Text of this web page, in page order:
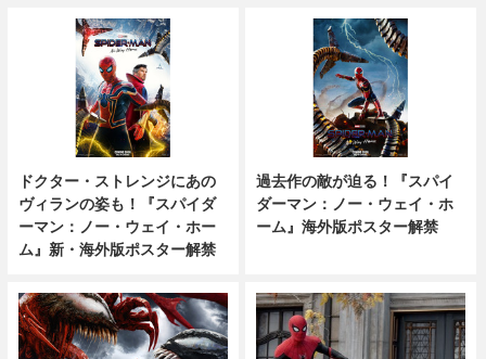
ドクター・ストレンジにあの
ヴィランの姿も！『スパイダ
ーマン：ノー・ウェイ・ホー
ム』新・海外版ポスター解禁
過去作の敵が迫る！『スパイ
ダーマン：ノー・ウェイ・ホ
ーム』海外版ポスター解禁